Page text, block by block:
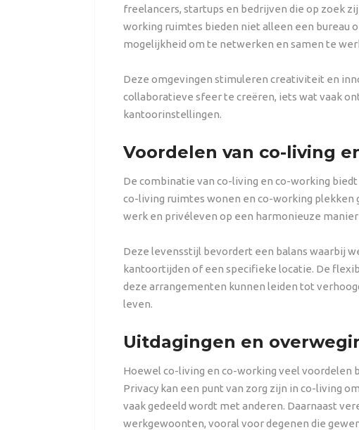
freelancers, startups en bedrijven die op zoek
working ruimtes bieden niet alleen een bureau
mogelijkheid om te netwerken en samen te
Deze omgevingen stimuleren creativiteit en
collaboratieve sfeer te creëren, iets wat vaak
kantoorinstellingen.
Voordelen van co-living
De combinatie van co-living en co-working
co-living ruimtes wonen en co-working plekken
werk en privéleven op een harmonieuze
Deze levensstijl bevordert een balans waarbij
kantoortijden of een specifieke locatie. De
deze arrangementen kunnen leiden tot
leven.
Uitdagingen en
Hoewel co-living en co-working veel voordelen
Privacy kan een punt van zorg zijn in co-living
vaak gedeeld wordt met anderen. Daarnaast
werkgewoonten, vooral voor degenen die